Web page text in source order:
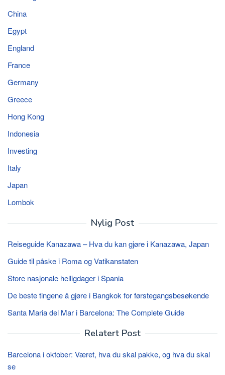
China
Egypt
England
France
Germany
Greece
Hong Kong
Indonesia
Investing
Italy
Japan
Lombok
Nylig Post
Reiseguide Kanazawa – Hva du kan gjøre i Kanazawa, Japan
Guide til påske i Roma og Vatikanstaten
Store nasjonale helligdager i Spania
De beste tingene å gjøre i Bangkok for førstegangsbesøkende
Santa Maria del Mar i Barcelona: The Complete Guide
Relatert Post
Barcelona i oktober: Været, hva du skal pakke, og hva du skal
se